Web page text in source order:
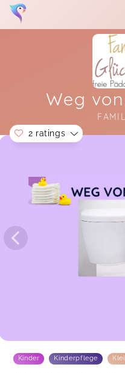
Weg
Soon you will learn
2 ratings
Sehr herzliche
Umgang im Dialog
Kinder Kinderpflege